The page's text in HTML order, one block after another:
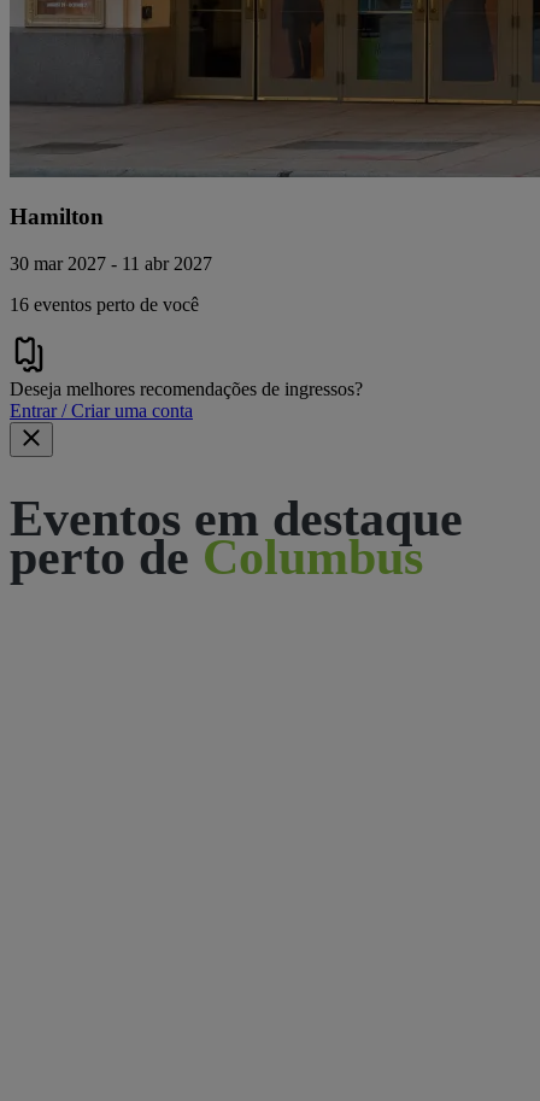
Hamilton
30 mar 2027 - 11 abr 2027
16 eventos perto de você
Deseja melhores recomendações de ingressos?
Entrar / Criar uma conta
Eventos em destaque
perto de Columbus